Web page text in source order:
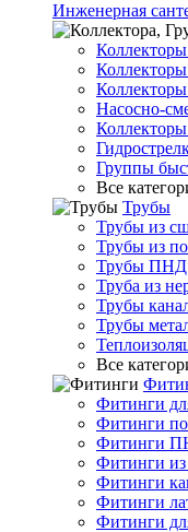
Инженерная
Коллекторы
Насосно-
Коллекторы
Группы
Все
Трубы
Трубы из
Трубы из
Трубы ПНД
Труба из
Трубы
Трубы
Все
Фитинги
Фитинги
Фитинги
Фитинги
Фитинги
Фитинги
Фитинги